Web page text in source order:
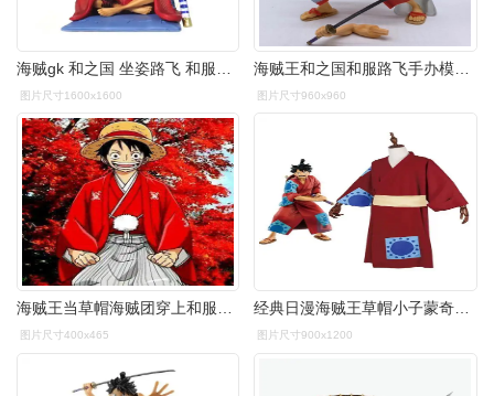
图片尺寸1600x1600 图片尺寸960x960
海贼王当草帽海贼团穿上和服后罗宾变身艺伎弗兰奇神似机甲
图片尺寸400x465
经典日漫海贼王草帽小子蒙奇路飞红色和服coscosplay配件
图片尺寸900x1200